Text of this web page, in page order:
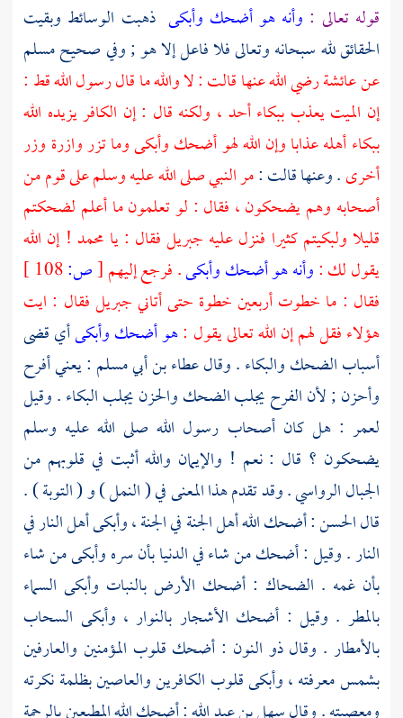
قوله تعالى : وأنه هو أضحك وأبكى ذهبت الوسائط وبقيت
الحقائق لله سبحانه وتعالى فلا فاعل إلا هو ; وفي صحيحمسلم
عنعائشةرضي الله عنها قالت : لا والله ما قال رسول الله قط :
إن الميت يعذب ببكاء أحد ، ولكنه قال : إن الكافر يزيده الله
ببكاء أهله عذابا وإن الله لهو أضحك وأبكى وما تزر وازرة وزر
أخرى. وعنها قالت :مر النبي صلى الله عليه وسلم على قوم من
أصحابه وهم يضحكون ، فقال : لو تعلمون ما أعلم لضحكتم
قليلا ولبكيتم كثيرا فنزل عليه جبريلفقال : يا محمد ! إن الله
يقول لك :وأنه هو أضحك وأبكى. فرجع إليهم[ص:
فقال : ما خطوت أربعين خطوة حتى أتانيجبريلفقال : ايت
هؤلاء فقل لهم إن الله تعالى يقول :هو أضحك وأبكىأي قضى
أسباب الضحك والبكاء . وقالعطاء بن أبي مسلم : يعني أفرح
وأحزن ; لأن الفرح يجلب الضحك والحزن يجلب البكاء . وقيل
لعمر :هل كان أصحاب رسول الله صلى الله عليه وسلم
يضحكون ؟ قال : نعم ! والإيمان والله أثبت في قلوبهم من
الجبال الرواسي . وقد تقدم هذا المعنى في ( النمل ) و ( التوبة ) .
قالالحسن: أضحك الله أهل الجنة في الجنة ، وأبكى أهل النار في
النار . وقيل : أضحك من شاء في الدنيا بأن سره وأبكى من شاء
بأن غمه . الضحاك : أضحك الأرض بالنبات وأبكى السماء
بالمطر . وقيل : أضحك الأشجار بالنوار ، وأبكى السحاب
بالأمطار . وقالذو النون : أضحك قلوب المؤمنين والعارفين
بشمس معرفته ، وأبكى قلوب الكافرين والعاصين بظلمة نكرته